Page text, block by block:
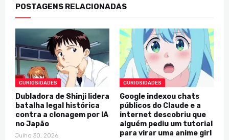
POSTAGENS RELACIONADAS
CURIOSIDADES
Dubladora de Shinji lidera
batalha legal histórica
contra a clonagem por IA
no Japão
Julho 30, 2026
CURIOSIDADES
Google indexou chats
públicos do Claude e a
internet descobriu que
alguém pediu um tutorial
para virar uma anime girl